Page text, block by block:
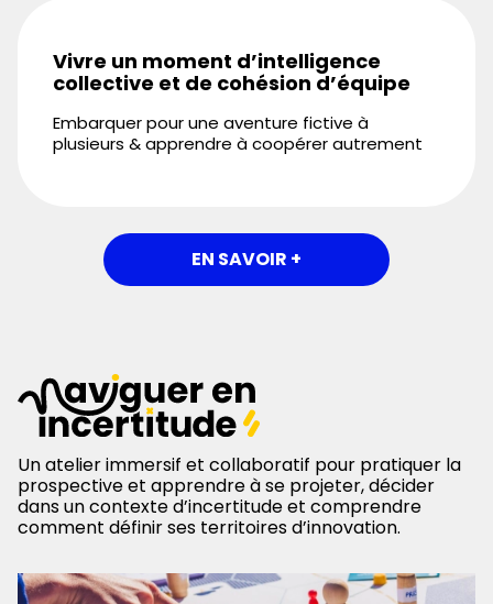
Vivre un moment d’intelligence
collective et de cohésion d’équipe
Embarquer pour une aventure fictive à
plusieurs & apprendre à coopérer autrement
EN SAVOIR +
Un atelier immersif et collaboratif pour pratiquer la
prospective et apprendre à se projeter, décider
dans un contexte d’incertitude et comprendre
comment définir ses territoires d’innovation.